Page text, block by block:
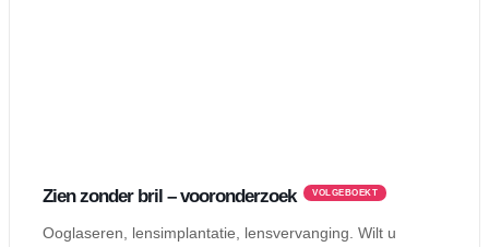
Zien zonder bril – vooronderzoek VOLGEBOEKT
Ooglaseren, lensimplantatie, lensvervanging. Wilt u